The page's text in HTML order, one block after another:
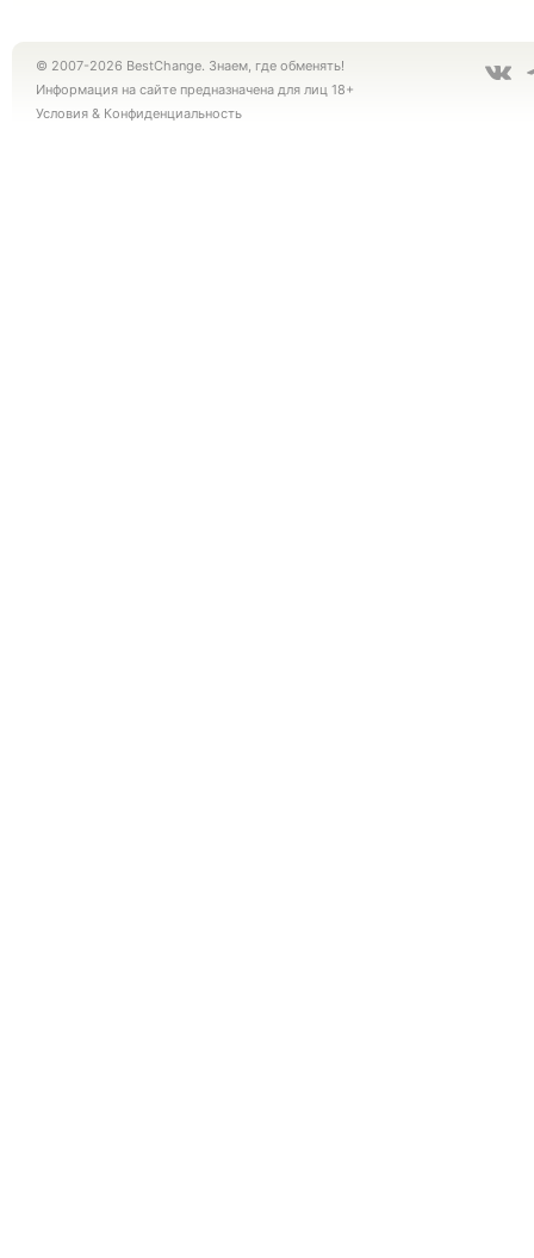
© 2007-2026 BestChange. Знаем, где обменять!
Информация на сайте предназначена для лиц 18+
Условия & Конфиденциальность